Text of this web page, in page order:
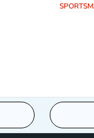
लक्ष्य
SPORTS